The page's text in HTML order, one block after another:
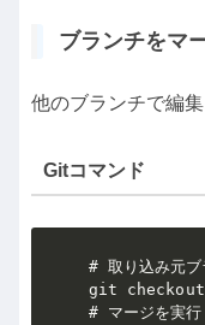
ブランチをマ
他のブランチで編
Gitコマンド
# 取り込み元ブ
git checkout {
# マージを実行